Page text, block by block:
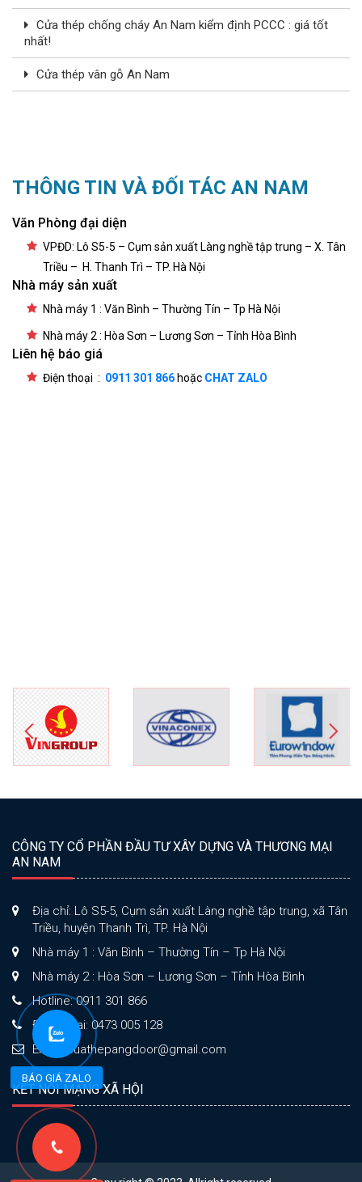
Cửa thép chống cháy An Nam kiểm định PCCC : giá tốt
nhất!
Cửa thép vân gỗ An Nam
THÔNG TIN VÀ ĐỐI TÁC AN NAM
Văn Phòng đại diện
VPĐD: Lô S5-5 – Cụm sản xuất Làng nghề tập trung – X. Tân
Triều – H. Thanh Trì – TP. Hà Nội
Nhà máy sản xuất
Nhà máy 1 : Văn Bình – Thường Tín – Tp Hà Nội
Nhà máy 2 : Hòa Sơn – Lương Sơn – Tỉnh Hòa Bình
Liên hệ báo giá
Điện thoại : 0911 301 866 hoặc CHAT ZALO
CÔNG TY CỔ PHẦN ĐẦU TƯ XÂY DỰNG VÀ THƯƠNG MẠI
AN NAM
Địa chỉ: Lô S5-5, Cụm sản xuất Làng nghề tập trung, xã Tân
Triều, huyện Thanh Trì, TP. Hà Nội
Nhà máy 1 : Văn Bình – Thường Tín – Tp Hà Nội
Nhà máy 2 : Hòa Sơn – Lương Sơn – Tỉnh Hòa Bình
Hotline: 0911 301 866
Điện thoại: 0473 005 128
Email: cuathepangdoor@gmail.com
KẾT NỐI MẠNG XÃ HỘI
BÁO GIÁ ZALO